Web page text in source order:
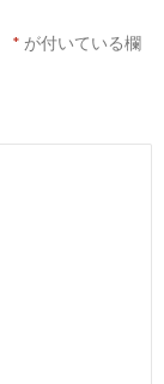
* が付いている欄